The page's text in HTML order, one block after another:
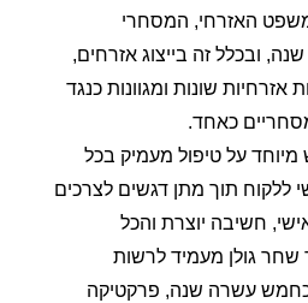
האזרחי, המסחרי
ובכלל זה בייצוג אזרחים,
שונות ומגוונות כנגד
כאחד.
מיוחד על טיפול מעמיק בכל
ללקוח תוך מתן דגשים לצרכים
חשיבה יוצרת והכל
שחר גולן מעמיד לרשות
כחמש עשרה שנה, פרקטיקה